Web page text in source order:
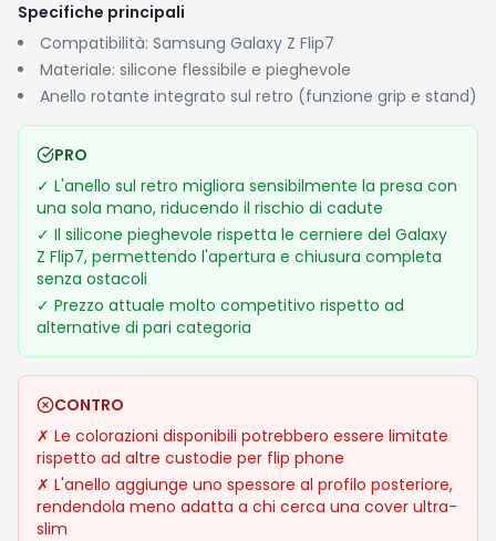
Specifiche principali
Compatibilità: Samsung Galaxy Z Flip7
Materiale: silicone flessibile e pieghevole
Anello rotante integrato sul retro (funzione grip e stand)
PRO
✓ L'anello sul retro migliora sensibilmente la presa con
una sola mano, riducendo il rischio di cadute
✓ Il silicone pieghevole rispetta le cerniere del Galaxy
Z Flip7, permettendo l'apertura e chiusura completa
senza ostacoli
✓ Prezzo attuale molto competitivo rispetto ad
alternative di pari categoria
CONTRO
✗ Le colorazioni disponibili potrebbero essere limitate
rispetto ad altre custodie per flip phone
✗ L'anello aggiunge uno spessore al profilo posteriore,
rendendola meno adatta a chi cerca una cover ultra-
slim